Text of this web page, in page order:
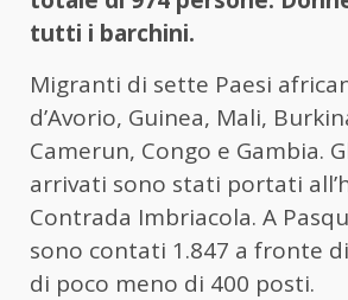
tutti i barchini.
Migranti di sette Paesi
d’Avorio, Guinea, Mali,
Camerun, Congo e Gambia.
arrivati sono stati portati
Contrada Imbriacola. A
sono contati 1.847 a fronte
di poco meno di 400 posti.